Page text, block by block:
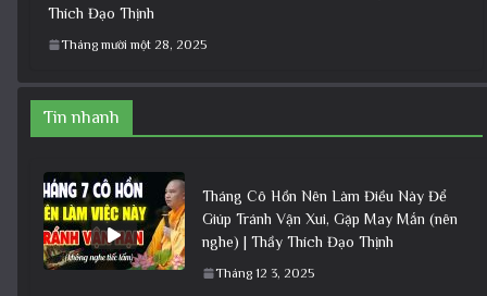
Thích Đạo Thịnh
Tháng mười một 28, 2025
Tin nhanh
Tháng Cô Hồn Nên Làm Điều Này Để
Giúp Tránh Vận Xui, Gặp May Mắn (nên
nghe) | Thầy Thích Đạo Thịnh
Tháng 12 3, 2025